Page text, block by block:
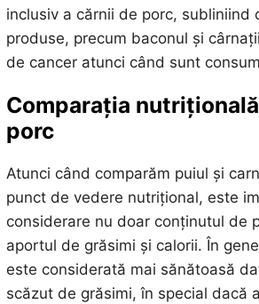
inclusiv a cărnii de porc, subliniind
produse, precum baconul și
de cancer atunci când sunt
Comparația
porc
Atunci când comparăm puiul și
punct de vedere nutrițional, este
considerare nu doar conținutul de
aportul de grăsimi și calorii. În
este considerată mai sănătoasă
scăzut de grăsimi, în special dacă